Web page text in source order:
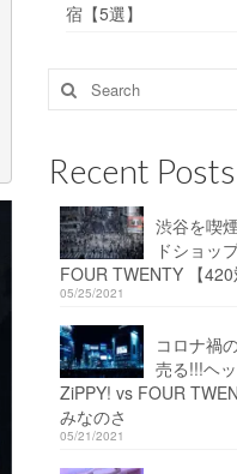
宿【5選】
Search
for:
Recent Posts
渋谷を喫
ドショッ
FOUR TWENTY 【420
05/25/2021
コロナ禍
売る!!!ヘ
ZiPPY! vs FOUR
みなのさ
05/21/2021